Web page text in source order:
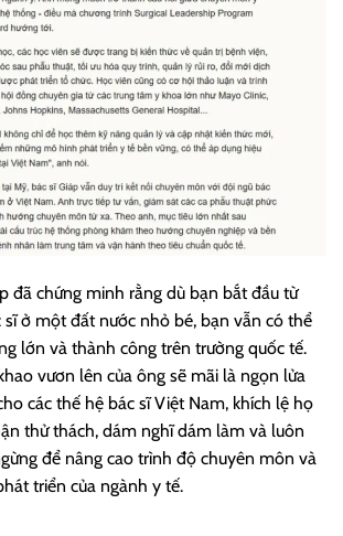
đã chứng minh rằng dù bạn bắt đầu từ
sĩ ở một đất nước nhỏ bé, bạn vẫn có thể
lớn và thành công trên trường quốc tế.
vươn lên của ông sẽ mãi là ngọn lửa
các thế hệ bác sĩ Việt Nam, khích lệ họ
thử thách, dám nghĩ dám làm và luôn
để nâng cao trình độ chuyên môn và
triển của ngành y tế.